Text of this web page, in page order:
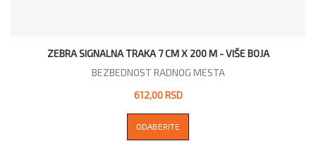
ZEBRA SIGNALNA TRAKA 7 CM X 200 M - VIŠE BOJA
BEZBEDNOST RADNOG MESTA
612,00 RSD
ODABERITE